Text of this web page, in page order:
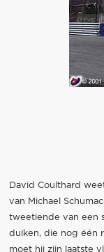
David Coulthard
van Michael
tweetiende van een
duiken, die nog één
moet hij zijn laatste